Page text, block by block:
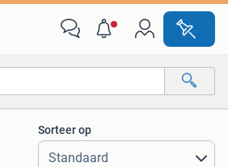
Alle afstanden…
Sorteer op